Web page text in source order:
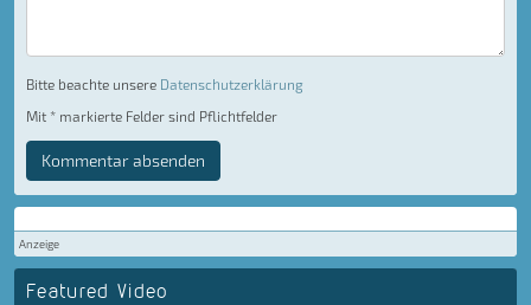
Bitte beachte unsere Datenschutzerklärung
Mit * markierte Felder sind Pflichtfelder
Kommentar absenden
Anzeige
Featured Video